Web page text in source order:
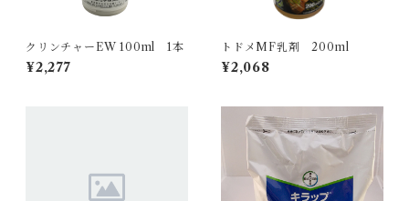
クリンチャーEW 100ml 1本
¥2,277
トドメMF乳剤 200ml
¥2,068